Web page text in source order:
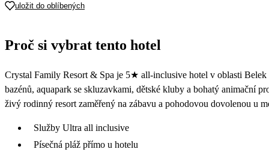
uložit do oblíbených
Proč si vybrat tento hotel
Crystal Family Resort & Spa je 5★ all-inclusive hotel v oblasti
bazénů, aquapark se skluzavkami, dětské kluby a bohatý animační
živý rodinný resort zaměřený na zábavu a pohodovou dovolenou u
Služby Ultra all inclusive
Písečná pláž přímo u hotelu